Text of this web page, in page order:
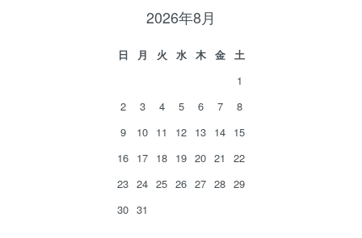
2026年8月
日 月 火 水 木 金
土
1
2
3 4 5 6 7
8
9
10 11 12 13 14 15
16 17 18 19 20 21
22
23 24 25 26 27 28 29
30 31